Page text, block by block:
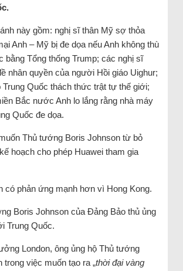
này gồm: nghị sĩ thân Mỹ sợ thỏa
Anh – Mỹ bị đe dọa nếu Anh không thù
bằng Tổng thống Trump; các nghị sĩ
nhân quyền của người Hồi giáo Uighur;
Quốc thách thức trật tự thế giới;
Bắc nước Anh lo lắng rằng nhà máy
Quốc đe dọa.
Thủ tướng Boris Johnson từ bỏ
hoạch cho phép Huawei tham gia
có phản ứng mạnh hơn vì Hong Kong.
Boris Johnson của Đảng Bảo thủ ủng
Trung Quốc.
London, ông ủng hộ Thủ tướng
trong việc muốn tạo ra „thời đại vàng